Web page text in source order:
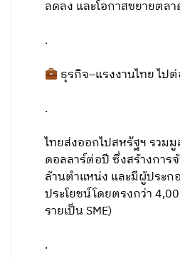
ลดลง และโอกาสขยายตล
.
ธุรกิจ–แรงงานไทย ไป
.
ไทยส่งออกไปสหรัฐฯ รวม
ดอลลาร์ต่อปี ซึ่งสร้างการ
ล้านตำแหน่ง และมีผู้ประก
ประโยชน์โดยตรงกว่า
รายเป็น SME)
.